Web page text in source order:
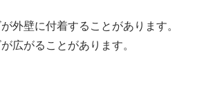
外壁に付着することがあります。
広がることがあります。